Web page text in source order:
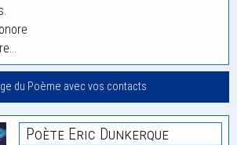
du Poème avec vos contacts
Poète Eric Dunkerque